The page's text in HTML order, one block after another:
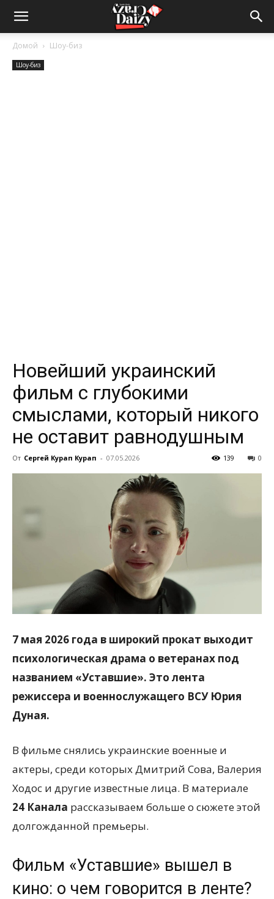
Crazy-
Daizy
Домой Шоу-биз
Шоу-биз
Новейший украинский
фильм с глубокими
смыслами, который никого
не оставит равнодушным
От Сергей Курап Курап - 07.05.2026 0
139
7 мая 2026 года в широкий прокат выходит
психологическая драма о ветеранах под
названием «Уставшие». Это лента
режиссера и военнослужащего ВСУ Юрия
Дуная.
В фильме снялись украинские военные и
актеры, среди которых Дмитрий Сова, Валерия
Ходос и другие известные лица. В материале
24 Канала рассказываем больше о сюжете этой
долгожданной премьеры.
Фильм «Уставшие» вышел в
кино: о чем говорится в ленте?